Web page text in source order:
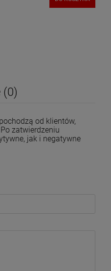
(0)
od klientów,
zatwierdzeniu
jak i negatywne